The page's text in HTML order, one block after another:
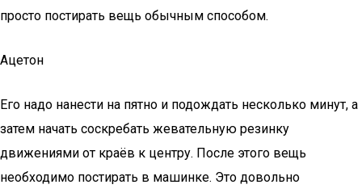
просто постирать вещь обычным способом.
Ацетон
Его надо нанести на пятно и подождать несколько минут, а
затем начать соскребать жевательную резинку
движениями от краёв к центру. После этого вещь
необходимо постирать в машинке. Это довольно